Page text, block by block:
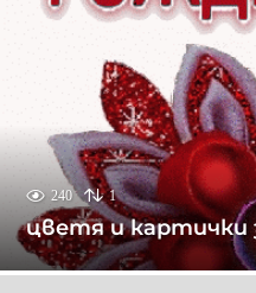
240 1
цветя и картички